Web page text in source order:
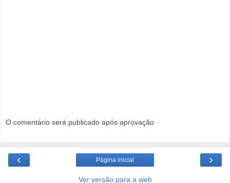
O comentário será publicado após aprovação
‹ ›
Página inicial
Ver versão para a web